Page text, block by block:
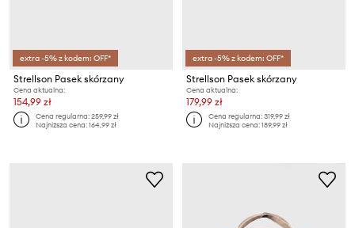
extra -5% z kodem: OFF*
Strellson Pasek skórzany
Cena aktualna:
154,99 zł
Cena regularna:259,99 zł
Najniższa cena:164,99 zł
extra -5% z kodem: OFF*
Strellson Pasek skórzany
Cena aktualna:
179,99 zł
Cena regularna:319,99 zł
Najniższa cena:189,99 zł